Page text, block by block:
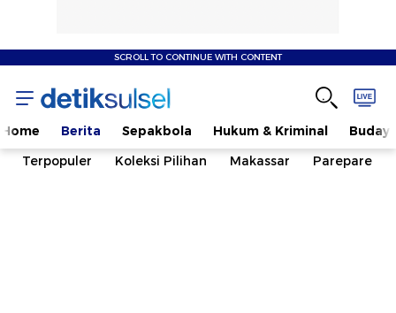
SCROLL TO CONTINUE WITH CONTENT
Home Berita Sepakbola Hukum & Kriminal
Terpopuler
Koleksi Pilihan Makassar Parepare